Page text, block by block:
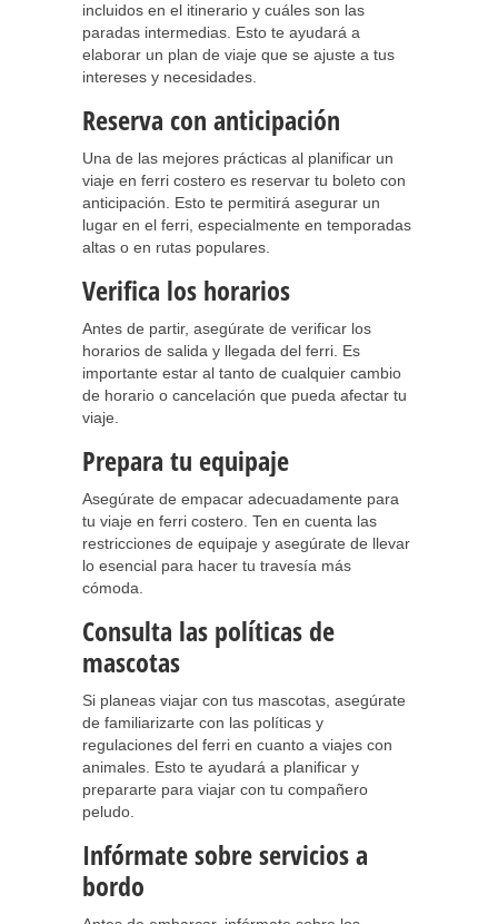
incluidos en el itinerario y cuáles son las
paradas intermedias. Esto te ayudará a
elaborar un plan de viaje que se ajuste a tus
intereses y necesidades.
Reserva con anticipación
Una de las mejores prácticas al planificar un
viaje en ferri costero es reservar tu boleto con
anticipación. Esto te permitirá asegurar un
lugar en el ferri, especialmente en temporadas
altas o en rutas populares.
Verifica los horarios
Antes de partir, asegúrate de verificar los
horarios de salida y llegada del ferri. Es
importante estar al tanto de cualquier cambio
de horario o cancelación que pueda afectar tu
viaje.
Prepara tu equipaje
Asegúrate de empacar adecuadamente para
tu viaje en ferri costero. Ten en cuenta las
restricciones de equipaje y asegúrate de llevar
lo esencial para hacer tu travesía más
cómoda.
Consulta las políticas de
mascotas
Si planeas viajar con tus mascotas, asegúrate
de familiarizarte con las políticas y
regulaciones del ferri en cuanto a viajes con
animales. Esto te ayudará a planificar y
prepararte para viajar con tu compañero
peludo.
Infórmate sobre servicios a
bordo